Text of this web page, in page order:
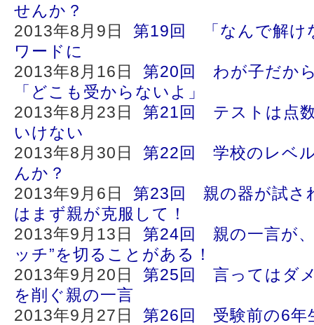
せんか？
2013年8月9日 第19回 「なんで解け
ワードに
2013年8月16日 第20回 わが子だか
「どこも受からないよ」
2013年8月23日 第21回 テストは点
いけない
2013年8月30日 第22回 学校のレベ
んか？
2013年9月6日 第23回 親の器が試さ
はまず親が克服して！
2013年9月13日 第24回 親の一言が
ッチ”を切ることがある！
2013年9月20日 第25回 言ってはダ
を削ぐ親の一言
2013年9月27日 第26回 受験前の6